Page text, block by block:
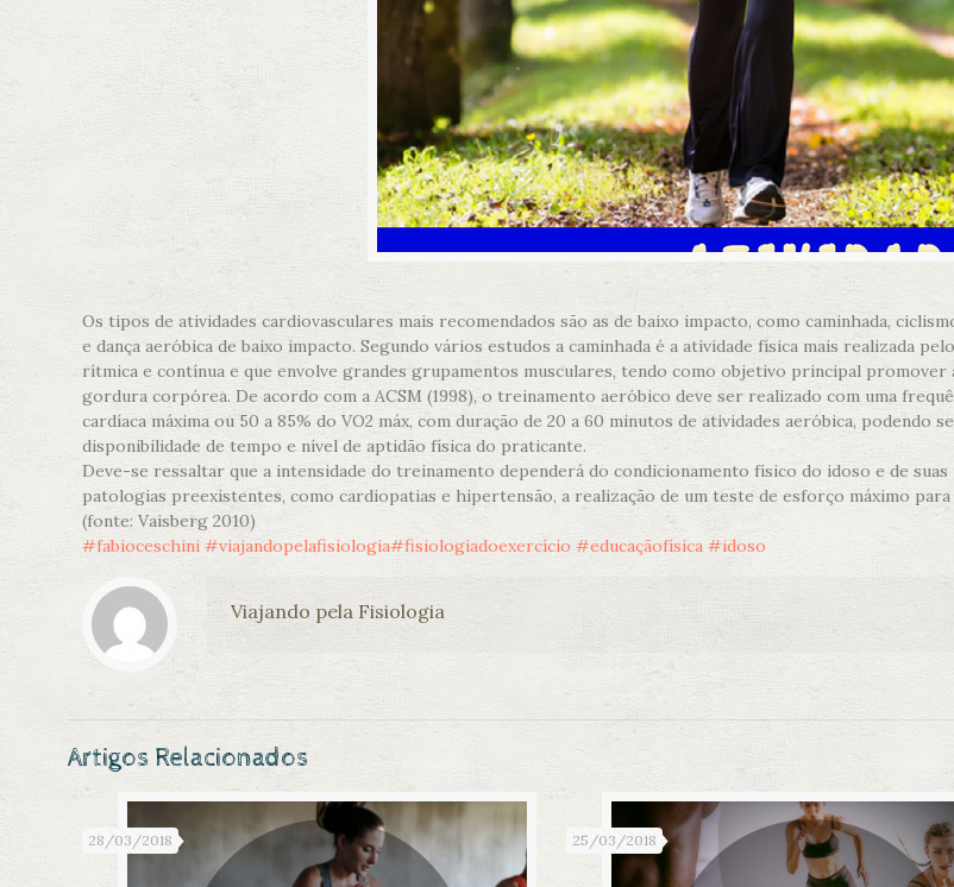
Os tipos de atividades cardiovasculares mais recomendados são as de baixo impacto, como caminhada,
e dança aeróbica de baixo impacto. Segundo vários estudos a caminhada é a atividade física mais realizada
rítmica e contínua e que envolve grandes grupamentos musculares, tendo como objetivo principal promover
gordura corpórea. De acordo com a ACSM (1998), o treinamento aeróbico deve ser realizado com uma
cardíaca máxima ou 50 a 85% do VO2 máx, com duração de 20 a 60 minutos de atividades aeróbica, podendo
disponibilidade de tempo e nível de aptidão física do praticante.
Deve-se ressaltar que a intensidade do treinamento dependerá do condicionamento físico do idoso e de
patologias preexistentes, como cardiopatias e hipertensão, a realização de um teste de esforço máximo
(fonte: Vaisberg 2010)
#fabioceschini #viajandopelafisiologia#fisiologiadoexercício #educaçãofísica #idoso
Viajando pela Fisiologia
Artigos Relacionados
28/03/2018 25/03/2018